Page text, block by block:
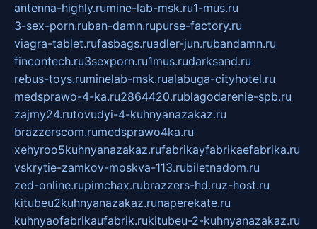
antenna-highly.rumine-lab-msk.ru1-mus.ru
3-sex-porn.ruban-damn.rupurse-factory.ru
viagra-tablet.rufasbags.ruadler-jun.rubandamn.ru
fincontech.ru3sexporn.ru1mus.rudarksand.ru
rebus-toys.ruminelab-msk.rualabuga-cityhotel.ru
medsprawo-4-ka.ru2864420.rublagodarenie-spb.ru
zajmy24.rutovudyi-4-kuhnyanazakaz.ru
brazzerscom.rumedsprawo4ka.ru
xehyroo5kuhnyanazakaz.rufabrikayfabrikaefabrika.ru
vskrytie-zamkov-moskva-113.rubiletnadom.ru
zed-online.rupimchax.rubrazzers-hd.ruz-host.ru
kitubeu2kuhnyanazakaz.runaperekate.ru
kuhnyaofabrikaufabrik.rukitubeu-2-kuhnyanazakaz.ru